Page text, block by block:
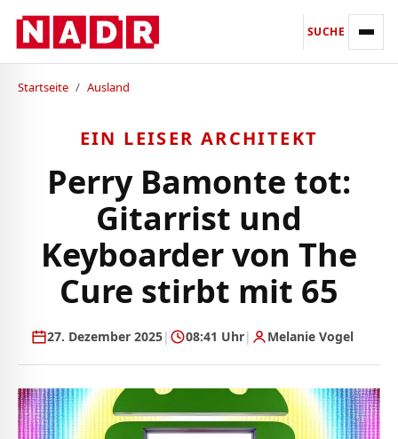
SUCHE
Startseite / Ausland
EIN LEISER ARCHITEKT
Perry Bamonte tot:
Gitarrist und
Keyboarder von The
Cure stirbt mit 65
27. Dezember 2025| 08:41 Uhr| Melanie Vogel